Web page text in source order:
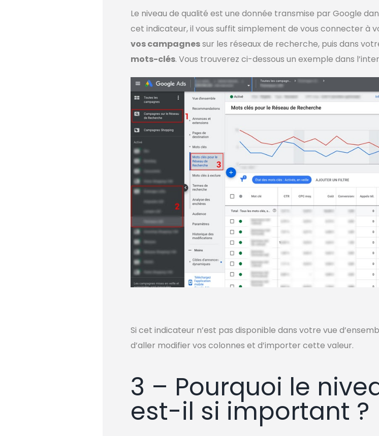
Le niveau de qualité est une donnée transmise par Google
cet indicateur, il vous suffit simplement de vous connecter à
vos campagnessur les réseaux de recherche, puis dans
mots-clés. Vous trouverez ci-dessous un exemple dans
Si cet indicateur n’est pas disponible dans votre vue
d’aller modifier vos colonnes et d’importer cette valeur.
3 – Pourquoi le
est-il si important ?